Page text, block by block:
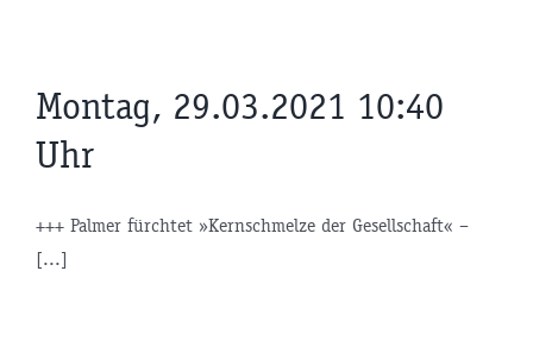
Montag, 29.03.2021 10:40
Uhr
+++ Palmer fürchtet »Kernschmelze der Gesellschaft« –
[...]